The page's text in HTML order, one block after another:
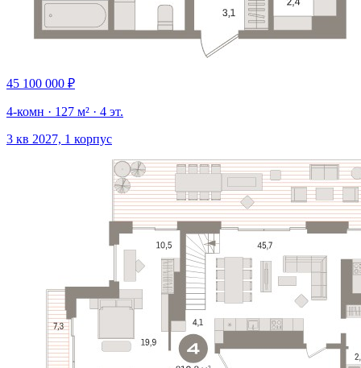
45 100 000 ₽
4-комн · 127 м² · 4 эт.
3 кв 2027, 1 корпус